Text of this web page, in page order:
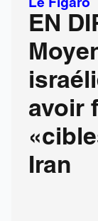
Le Figaro
EN
avoir
Iran